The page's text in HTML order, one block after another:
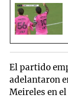
El partido
adelantaron
Meireles en